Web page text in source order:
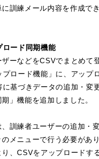
訓練メール内容を作成で
ロード同期機能
ーなどをCSVでまとめて
プロード機能」に、アップ
に基づきデータの追加・変
」機能を追加しました。
、訓練者ユーザーの追加・
メニューで行う必要があり
、CSVをアップロードす